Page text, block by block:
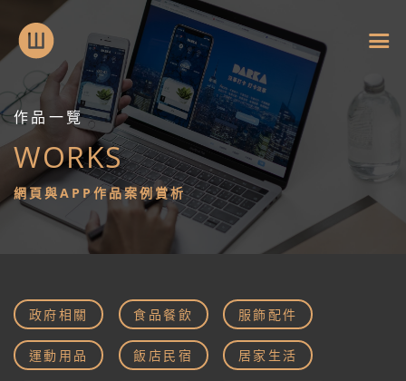
作品一覽
WORKS
作
品
覽
Works
網頁與APP作品案例賞析
政府相關 食品餐飲 服飾配件
運動用品 飯店民宿 居家生活